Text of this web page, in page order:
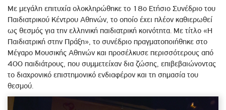
Με μεγάλη επιτυχία ολοκληρώθηκε το 18ο Ετήσιο Συνέδριο του
Παιδιατρικού Κέντρου Αθηνών, το οποίο έχει πλέον καθιερωθεί
ως θεσμός για την ελληνική παιδιατρική κοινότητα. Με τίτλο «Η
Παιδιατρική στην Πράξη», το συνέδριο πραγματοποιήθηκε στο
Μέγαρο Μουσικής Αθηνών και προσέλκυσε περισσότερους από
400 παιδιάτρους, που συμμετείχαν δια ζώσης, επιβεβαιώνοντας
το διαχρονικό επιστημονικό ενδιαφέρον και τη σημασία του
θεσμού.